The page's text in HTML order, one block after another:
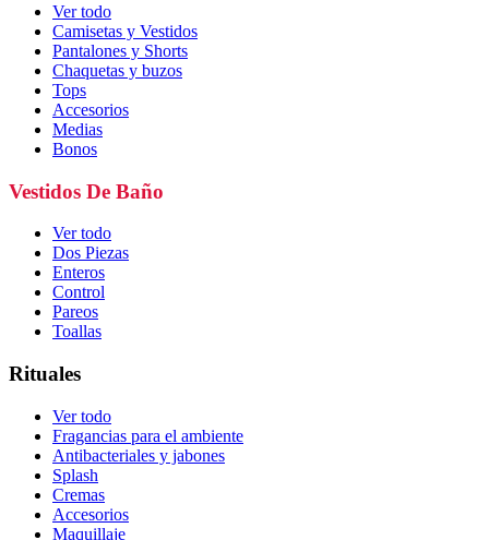
Ver todo
Camisetas y Vestidos
Pantalones y Shorts
Chaquetas y buzos
Tops
Accesorios
Medias
Bonos
Vestidos De Baño
Ver todo
Dos Piezas
Enteros
Control
Pareos
Toallas
Rituales
Ver todo
Fragancias para el ambiente
Antibacteriales y jabones
Splash
Cremas
Accesorios
Maquillaje